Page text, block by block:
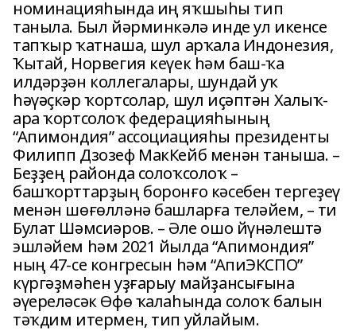
номинацияһында иң яҡшыһы тип
таныла. Был йәрминкәлә инде ул икенсе
тапҡыр ҡатнаша, шул арҡала Индонезия,
Ҡытай, Норвегия кеүек һәм баш-ҡа
илдәрҙән коллегалары, шундай уҡ
һәүәҫкәр ҡортсолар, шул иҫәптән Халыҡ-
ара ҡортсолоҡ федерацияһының
“Апимондия” ассоциацияһы президенты
Филипп Дзозеф МакКейб менән таныша. –
Беҙҙең районда солоҡсолоҡ –
башҡорттарҙың боронғо кәсебен тергеҙеү
менән шөғөлләнә башларға теләйем, – ти
Булат Шәмсиәров. – Әле ошо йүнәлештә
эшләйем һәм 2021 йылда “Апимондия”
ның 47-се конгресын һәм “АпиЭКСПО”
күргәҙмәһен уҙғарыу майҙансығына
әүереләсәк Өфө ҡалаһында солоҡ балын
тәҡдим итермен, тип уйлайым.